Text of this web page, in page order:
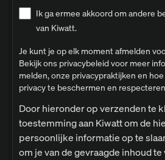
Ik ga ermee akkoord om andere
van Kiwatt.
Je kunt je op elk moment afmelden
Bekijk ons privacybeleid voor meer
melden, onze privacypraktijken en
privacy te beschermen en
Door hieronder op verzenden te
toestemming aan Kiwatt om de
persoonlijke informatie op te
om je van de gevraagde inhoud